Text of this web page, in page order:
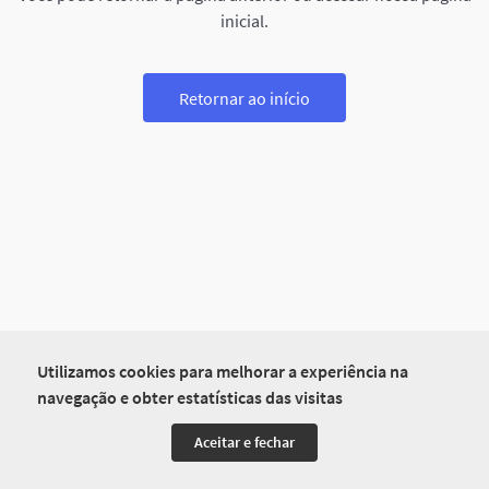
Utilizamos cookies para melhorar a experiência na
navegação e obter estatísticas das visitas
Aceitar e fechar
inicial.
Retornar ao início